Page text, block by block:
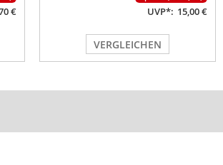
€ UVP*: 15,00 €
VERGLEICHEN